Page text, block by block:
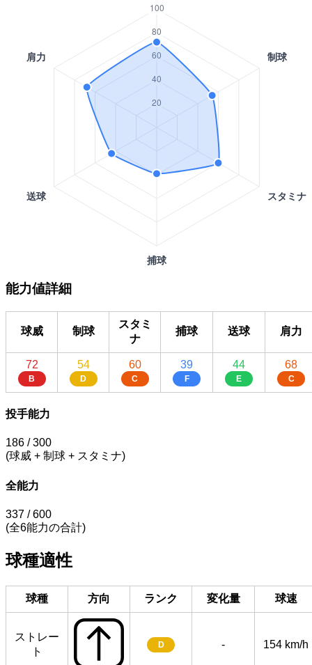
能力値詳細
球威 制球
スタミ
ナ
捕球 送球 肩力
72
B
54
D
60
C
39
F
44
E
68
C
投手能力
186 / 300
(球威 + 制球 + スタミナ)
全能力
337 / 600
(全6能力の合計)
球種適性
球種 方向 ランク 変化量 球速
ストレー
ト
D - 154 km/h